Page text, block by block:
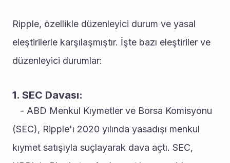
Ripple, özellikle düzenleyici durum ve yasal
eleştirilerle karşılaşmıştır. İşte bazı eleştiriler ve
düzenleyici durumlar:
1. SEC Davası:
(SEC), Ripple'ı 2020 yılında yasadışı menkul
kıymet satışıyla suçlayarak dava açtı. SEC,